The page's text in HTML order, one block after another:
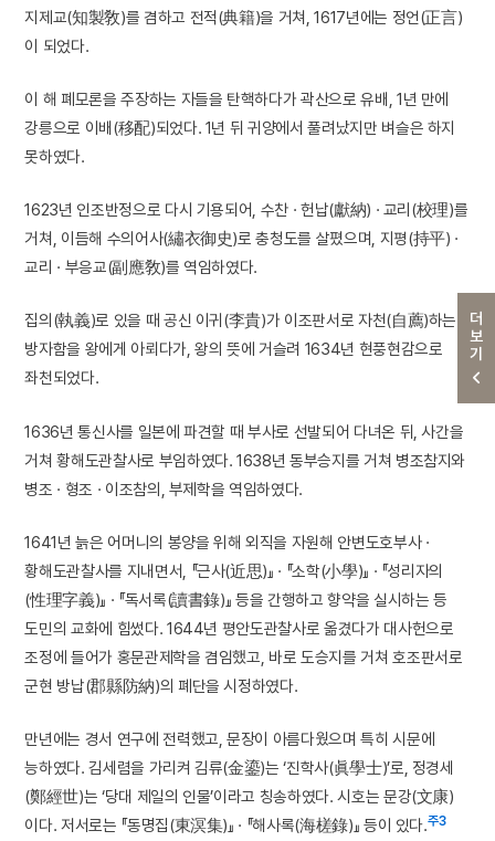
더보기
지제교(知製敎)를 겸하고 전적(典籍)을 거쳐, 1617년에는 정언(正言)
이 되었다.
이 해 폐모론을 주장하는 자들을 탄핵하다가 곽산으로 유배, 1년 만에
강릉으로 이배(移配)되었다. 1년 뒤 귀양에서 풀려났지만 벼슬은 하지
못하였다.
1623년 인조반정으로 다시 기용되어, 수찬 · 헌납(獻納) · 교리(校理)를
거쳐, 이듬해 수의어사(繡衣御史)로 충청도를 살폈으며, 지평(持平) ·
교리 · 부응교(副應敎)를 역임하였다.
집의(執義)로 있을 때 공신 이귀(李貴)가 이조판서로 자천(自薦)하는
방자함을 왕에게 아뢰다가, 왕의 뜻에 거슬려 1634년 현풍현감으로
좌천되었다.
1636년 통신사를 일본에 파견할 때 부사로 선발되어 다녀온 뒤, 사간을
거쳐 황해도관찰사로 부임하였다. 1638년 동부승지를 거쳐 병조참지와
병조 · 형조 · 이조참의, 부제학을 역임하였다.
1641년 늙은 어머니의 봉양을 위해 외직을 자원해 안변도호부사 ·
황해도관찰사를 지내면서, 『근사(近思)』 · 『소학(小學)』 · 『성리자의
(性理字義)』 · 『독서록(讀書錄)』 등을 간행하고 향약을 실시하는 등
도민의 교화에 힘썼다. 1644년 평안도관찰사로 옮겼다가 대사헌으로
조정에 들어가 홍문관제학을 겸임했고, 바로 도승지를 거쳐 호조판서로
군현 방납(郡縣防納)의 폐단을 시정하였다.
만년에는 경서 연구에 전력했고, 문장이 아름다웠으며 특히 시문에
능하였다. 김세렴을 가리켜 김류(金鎏)는 ‘진학사(眞學士)’로, 정경세
(鄭經世)는 ‘당대 제일의 인물’이라고 칭송하였다. 시호는 문강(文康)
이다. 저서로는 『동명집(東溟集)』 · 『해사록(海槎錄)』 등이 있다.주3